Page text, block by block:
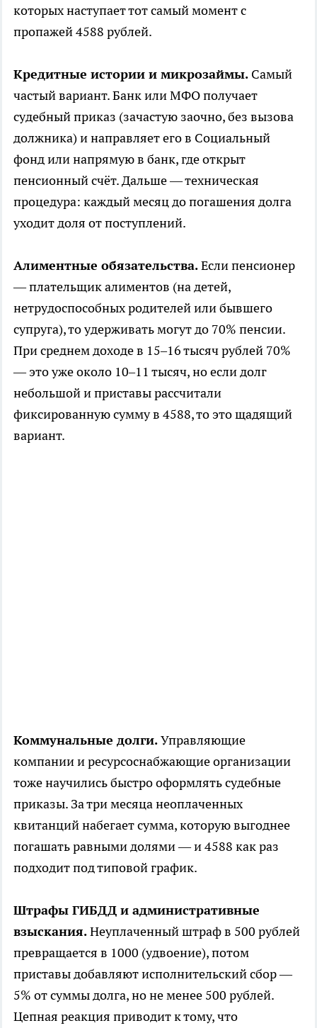
которых наступает тот самый момент с
пропажей 4588 рублей.
Кредитные истории и микрозаймы. Самый
частый вариант. Банк или МФО получает
судебный приказ (зачастую заочно, без вызова
должника) и направляет его в Социальный
фонд или напрямую в банк, где открыт
пенсионный счёт. Дальше — техническая
процедура: каждый месяц до погашения долга
уходит доля от поступлений.
Алиментные обязательства.Если пенсионер
— плательщик алиментов (на детей,
нетрудоспособных родителей или бывшего
супруга), то удерживать могут до 70% пенсии.
При среднем доходе в 15–16 тысяч рублей 70%
— это уже около 10–11 тысяч, но если долг
небольшой и приставы рассчитали
фиксированную сумму в 4588, то это щадящий
вариант.
Коммунальные долги.Управляющие
компании и ресурсоснабжающие организации
тоже научились быстро оформлять судебные
приказы. За три месяца неоплаченных
квитанций набегает сумма, которую выгоднее
погашать равными долями — и 4588 как раз
подходит под типовой график.
Штрафы ГИБДД и административные
взыскания.Неуплаченный штраф в 500 рублей
превращается в 1000 (удвоение), потом
приставы добавляют исполнительский сбор —
5% от суммы долга, но не менее 500 рублей.
Цепная реакция приводит к тому, что